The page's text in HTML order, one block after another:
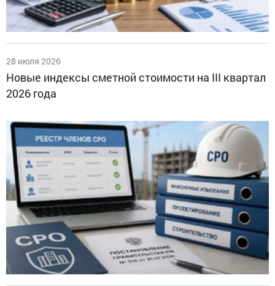
28 июля 2026
Новые индексы сметной стоимости на III квартал
2026 года